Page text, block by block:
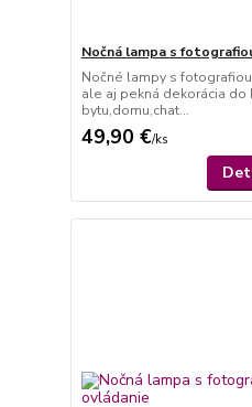
Nočná lampa s
Nočné lampy s
ale aj pekná dekorácia do
bytu,domu,chat...
49,90 €/ks